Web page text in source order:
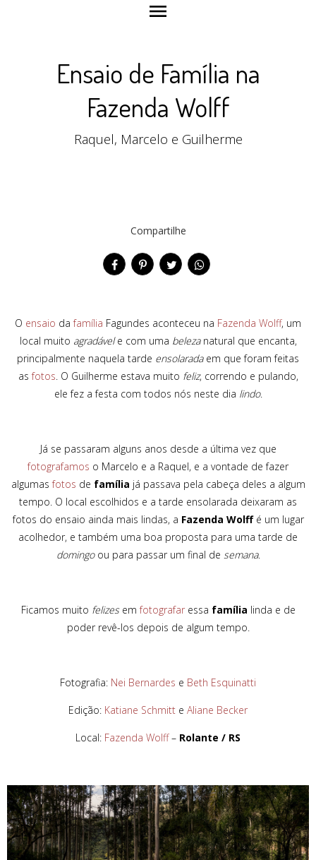
menu
Ensaio de Família na
Fazenda Wolff
Raquel, Marcelo e Guilherme
Compartilhe
O ensaio dafamília Fagundes aconteceu na Fazenda Wolff, um
local muito agradávele com uma belezanatural que encanta,
principalmente naquela tarde ensolaradaem que foram feitas
asfotos. O Guilherme estava muito feliz, correndo e pulando,
ele fez a festa com todos nós neste dia lindo.
Já se passaram alguns anos desde a última vez que
fotografamos o Marcelo e a Raquel, e a vontade de fazer
algumasfotos de família já passava pela cabeça deles a algum
tempo. O local escolhidos e a tarde ensolarada deixaram as
fotos do ensaio ainda mais lindas, a Fazenda Wolffé um lugar
acolhedor, e também uma boa proposta para uma tarde de
domingoou para passar um final de semana.
Ficamos muito felizesem fotografaressa família linda e de
poder revê-los depois de algum tempo.
Fotografia: Nei Bernardes e Beth Esquinatti
Edição: Katiane Schmitt e Aliane Becker
Local: Fazenda Wolff– Rolante / RS